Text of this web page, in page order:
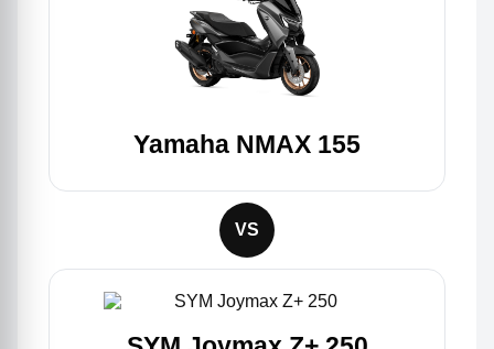
Yamaha NMAX 155
VS